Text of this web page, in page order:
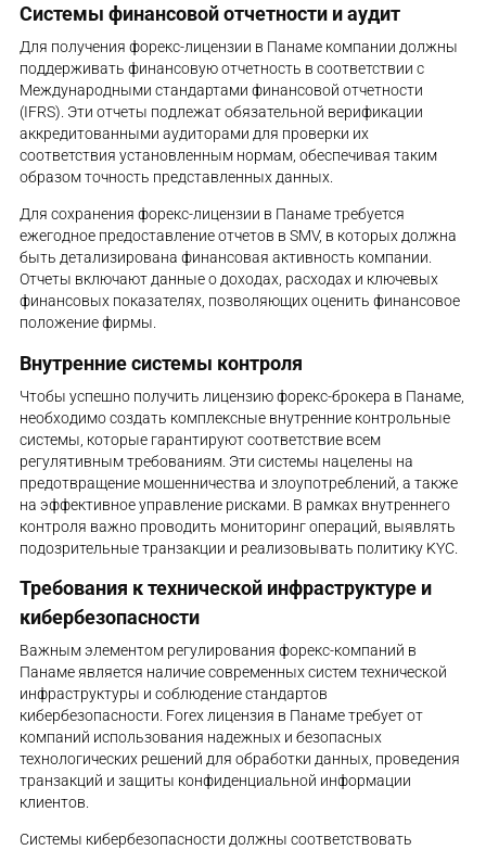
Системы финансовой отчетности и аудит
Для получения форекс-лицензии в Панаме компании должны
поддерживать финансовую отчетность в соответствии с
Международными стандартами финансовой отчетности
(IFRS). Эти отчеты подлежат обязательной верификации
аккредитованными аудиторами для проверки их
соответствия установленным нормам, обеспечивая таким
образом точность представленных данных.
Для сохранения форекс-лицензии в Панаме требуется
ежегодное предоставление отчетов в SMV, в которых должна
быть детализирована финансовая активность компании.
Отчеты включают данные о доходах, расходах и ключевых
финансовых показателях, позволяющих оценить финансовое
положение фирмы.
Внутренние системы контроля
Чтобы успешно получить лицензию форекс-брокера в Панаме,
необходимо создать комплексные внутренние контрольные
системы, которые гарантируют соответствие всем
регулятивным требованиям. Эти системы нацелены на
предотвращение мошенничества и злоупотреблений, а также
на эффективное управление рисками. В рамках внутреннего
контроля важно проводить мониторинг операций, выявлять
подозрительные транзакции и реализовывать политику KYC.
Требования к технической инфраструктуре и
кибербезопасности
Важным элементом регулирования форекс-компаний в
Панаме является наличие современных систем технической
инфраструктуры и соблюдение стандартов
кибербезопасности. Forex лицензия в Панаме требует от
компаний использования надежных и безопасных
технологических решений для обработки данных, проведения
транзакций и защиты конфиденциальной информации
клиентов.
Системы кибербезопасности должны соответствовать